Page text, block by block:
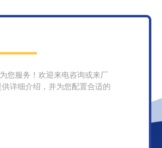
您服务！欢迎来电咨询或来厂
详细介绍，并为您配置合适的